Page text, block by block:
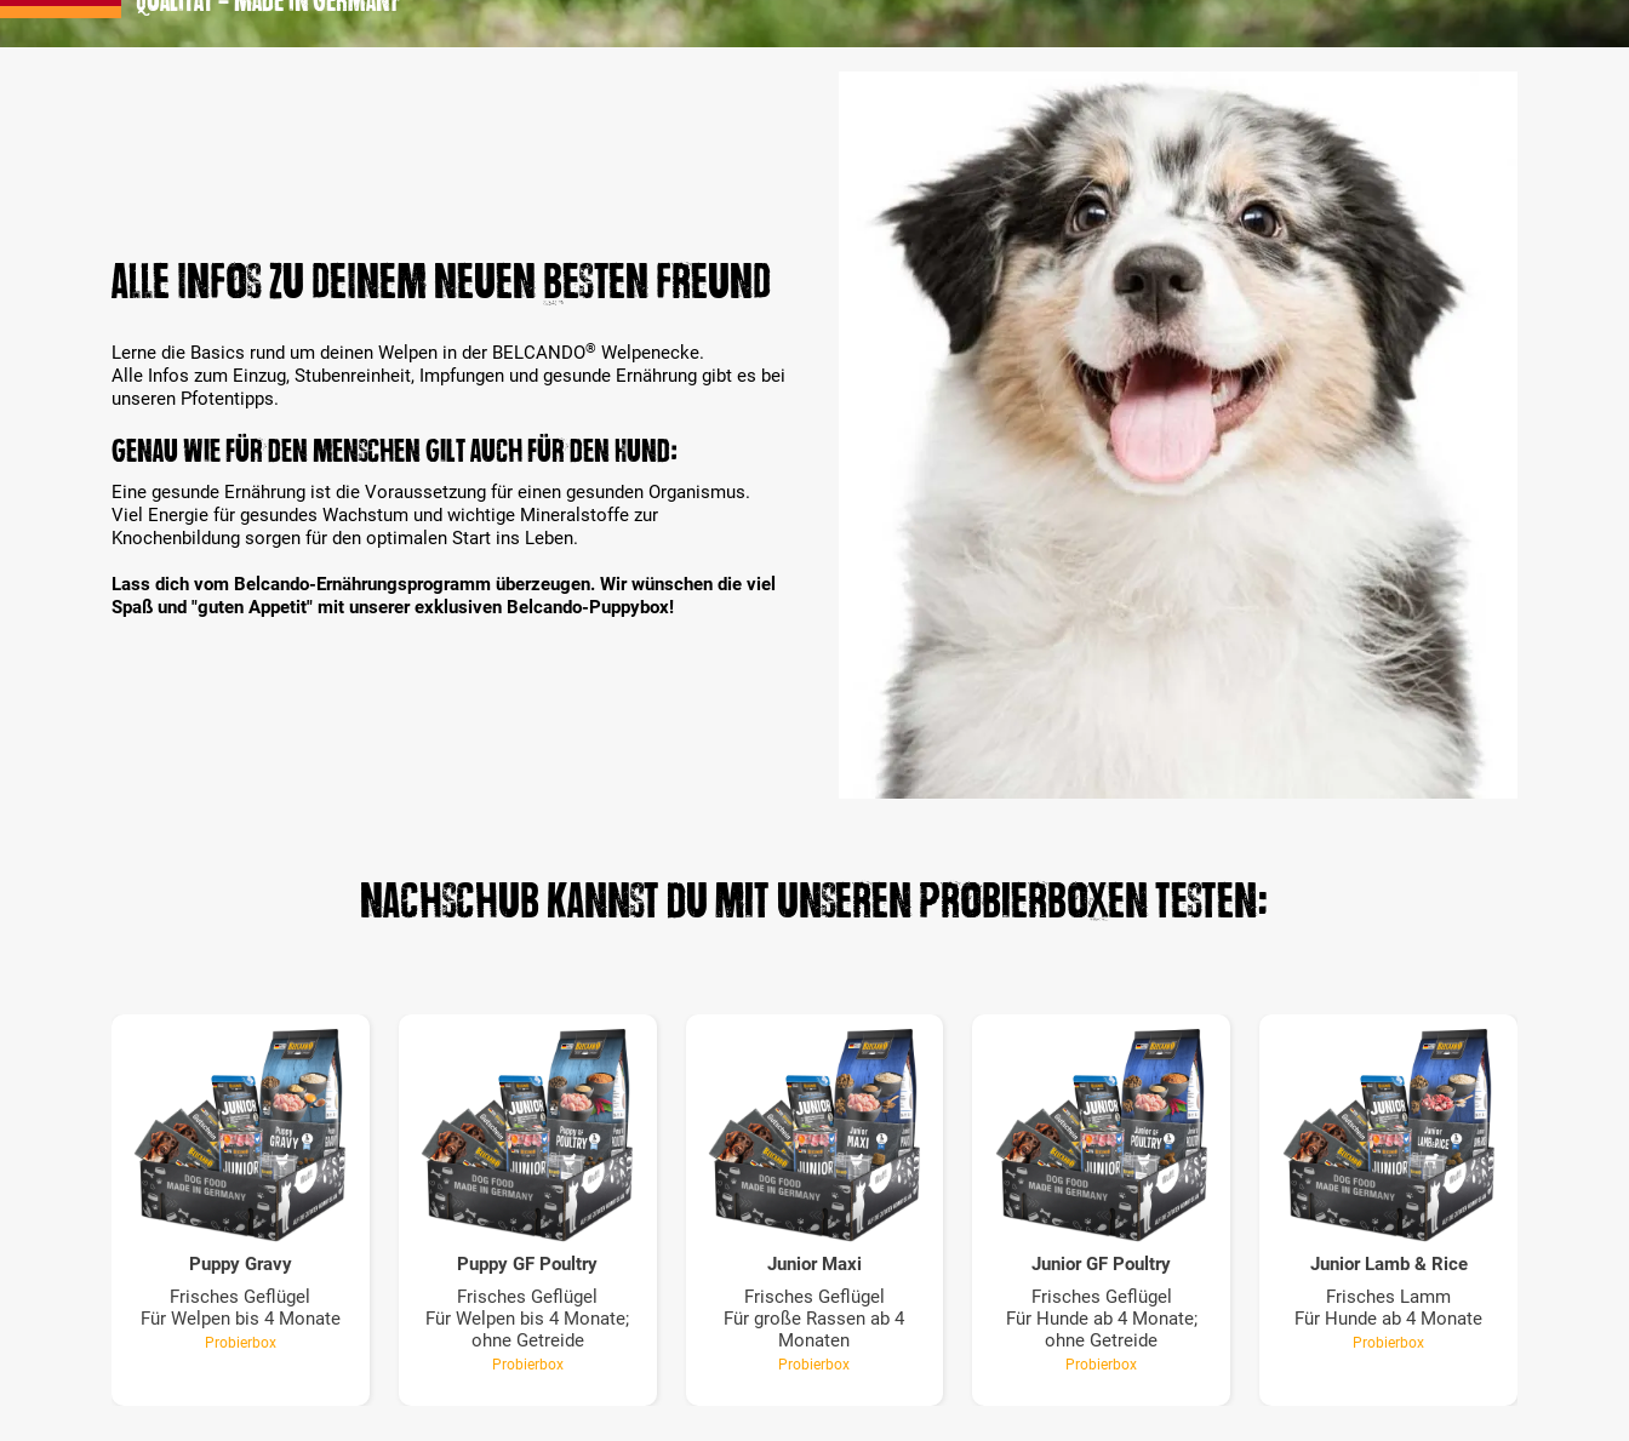
ALLE INFOS ZU DEINEM NEUEN BESTEN FREUND
Lerne die Basics rund um deinen Welpen in der BELCANDO® Welpenecke.
Alle Infos zum Einzug, Stubenreinheit, Impfungen und gesunde Ernährung gibt es bei
unseren Pfotentipps.
Genau wie für den Menschen gilt auch für den Hund:
Eine gesunde Ernährung ist die Voraussetzung für einen gesunden Organismus.
Viel Energie für gesundes Wachstum und wichtige Mineralstoffe zur
Knochenbildung sorgen für den optimalen Start ins Leben.
Lass dich vom Belcando-Ernährungsprogramm überzeugen. Wir wünschen die viel
Spaß und "guten Appetit" mit unserer exklusiven Belcando-Puppybox!
Nachschub kannst du mit unseren Probierboxen testen:
Puppy Gravy
Frisches Geflügel
Für Welpen bis 4 Monate
Probierbox
Puppy GF Poultry
Frisches Geflügel
Für Welpen bis 4 Monate;
ohne Getreide
Probierbox
Junior Maxi
Frisches Geflügel
Für große Rassen ab 4
Monaten
Probierbox
Junior GF Poultry
Frisches Geflügel
Für Hunde ab 4 Monate;
ohne Getreide
Probierbox
Junior Lamb & Rice
Frisches Lamm
Für Hunde ab 4 Monate
Probierbox